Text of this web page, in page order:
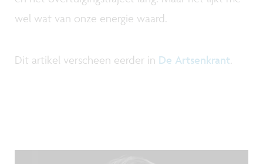
wel wat van onze energie waard.
Dit artikel verscheen eerder in De Artsenkrant.